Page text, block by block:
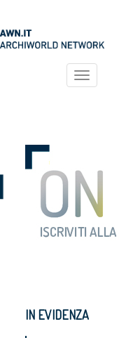
Toggle
IN EVIDENZA